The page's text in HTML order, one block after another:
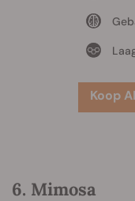
Koop
6. Mimosa